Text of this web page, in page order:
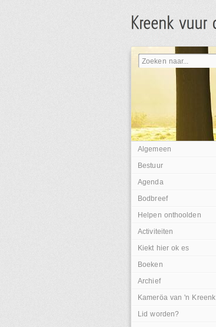
Algemeen
Bestuur
Agenda
Bodbreef
Helpen onthoolden
Activiteiten
Kiekt hier ok es
Boeken
Archief
Kameröa van 'n Kreenk
Lid worden?